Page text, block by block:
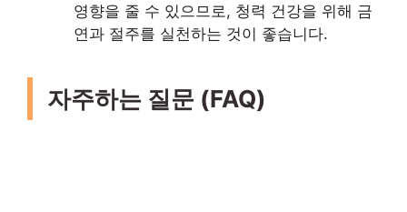
영향을 줄 수 있으므로, 청력 건강을 위해 금
연과 절주를 실천하는 것이 좋습니다.
자주하는 질문 (FAQ)